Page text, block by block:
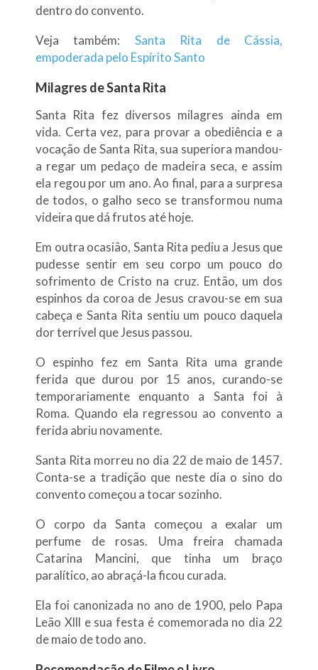
dentro do convento.
Veja também: Santa Rita de Cássia,
empoderada pelo Espírito Santo
Milagres de Santa Rita
Santa Rita fez diversos milagres ainda em
vida. Certa vez, para provar a obediência e a
vocação de Santa Rita, sua superiora mandou-
a regar um pedaço de madeira seca, e assim
ela regou por um ano. Ao final, para a surpresa
de todos, o galho seco se transformou numa
videira que dá frutos até hoje.
Em outra ocasião, Santa Rita pediu a Jesus que
pudesse sentir em seu corpo um pouco do
sofrimento de Cristo na cruz. Então, um dos
espinhos da coroa de Jesus cravou-se em sua
cabeça e Santa Rita sentiu um pouco daquela
dor terrível que Jesus passou.
O espinho fez em Santa Rita uma grande
ferida que durou por 15 anos, curando-se
temporariamente enquanto a Santa foi à
Roma. Quando ela regressou ao convento a
ferida abriu novamente.
Santa Rita morreu no dia 22 de maio de 1457.
Conta-se a tradição que neste dia o sino do
convento começou a tocar sozinho.
O corpo da Santa começou a exalar um
perfume de rosas. Uma freira chamada
Catarina Mancini, que tinha um braço
paralítico, ao abraçá-la ficou curada.
Ela foi canonizada no ano de 1900, pelo Papa
Leão Xlll e sua festa é comemorada no dia 22
de maio de todo ano.